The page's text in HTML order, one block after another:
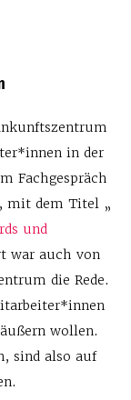
in der
Fachgespräch
mit dem Titel „
und
war auch von
die Rede.
wollen.
sind also auf